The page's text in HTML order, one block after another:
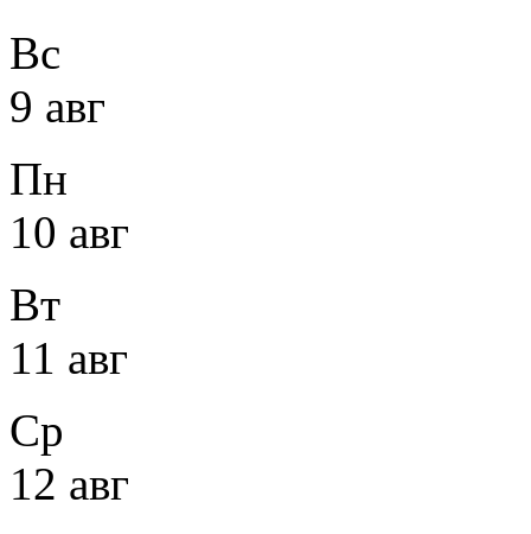
Вс
9 авг
Пн
10 авг
Вт
11 авг
Ср
12 авг